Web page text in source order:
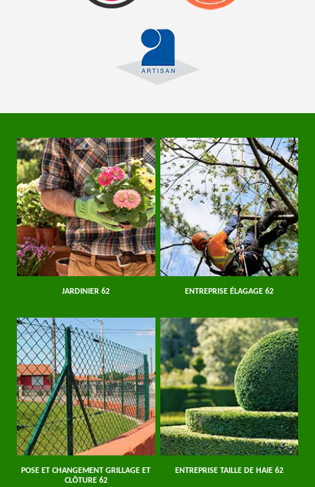
JARDINIER 62 ENTREPRISE ÉLAGAGE 62
POSE ET CHANGEMENT GRILLAGE ET
CLÔTURE 62
ENTREPRISE TAILLE DE HAIE 62